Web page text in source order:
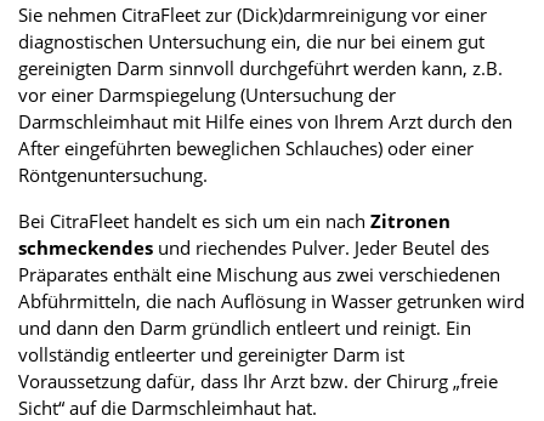
Sie nehmen CitraFleet zur (Dick)darmreinigung vor einer
diagnostischen Untersuchung ein, die nur bei einem gut
gereinigten Darm sinnvoll durchgeführt werden kann, z.B.
vor einer Darmspiegelung (Untersuchung der
Darmschleimhaut mit Hilfe eines von Ihrem Arzt durch den
After eingeführten beweglichen Schlauches) oder einer
Röntgenuntersuchung.
Bei CitraFleet handelt es sich um ein nach Zitronen
schmeckendes und riechendes Pulver. Jeder Beutel des
Präparates enthält eine Mischung aus zwei verschiedenen
Abführmitteln, die nach Auflösung in Wasser getrunken wird
und dann den Darm gründlich entleert und reinigt. Ein
vollständig entleerter und gereinigter Darm ist
Voraussetzung dafür, dass Ihr Arzt bzw. der Chirurg „freie
Sicht“ auf die Darmschleimhaut hat.